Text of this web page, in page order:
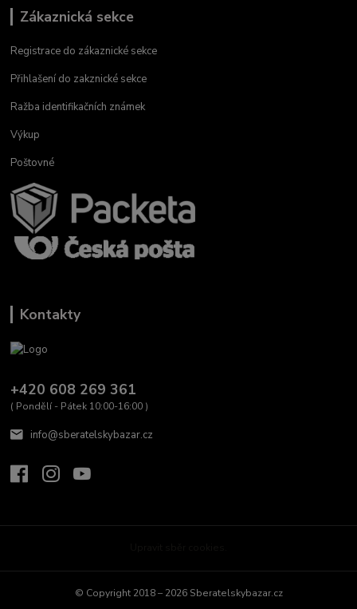
Zákaznická sekce
Registrace do zákaznické sekce
Přihlašení do zakznické sekce
Ražba identifikačních známek
Výkup
Poštovné
Kontakty
+420 608 269 361
( Pondělí - Pátek 10:00-16:00 )
info@sberatelskybazar.cz
© Copyright 2018 – 2026 Sberatelskybazar.cz